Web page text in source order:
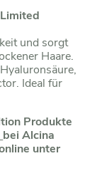
und sorgt
Haare.
Ideal für
Produkte
bei Alcina
unter